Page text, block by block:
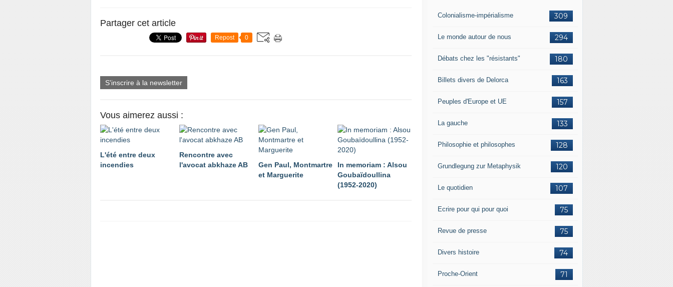
Partager cet article
Repost 0
S'inscrire à la newsletter
Vous aimerez aussi :
L'été entre deux
incendies
Rencontre avec
l'avocat abkhaze AB
Gen Paul, Montmartre
et Marguerite
In memoriam : Alsou
Goubaïdoullina
(1952-2020)
309
Colonialisme-impérialisme
294
Le monde autour de nous
180
Débats chez les "résistants"
163
Billets divers de Delorca
157
Peuples d'Europe et UE
133
La gauche
128
Philosophie et philosophes
120
Grundlegung zur Metaphysik
107
Le quotidien
75
Ecrire pour qui pour quoi
75
Revue de presse
74
Divers histoire
71
Proche-Orient